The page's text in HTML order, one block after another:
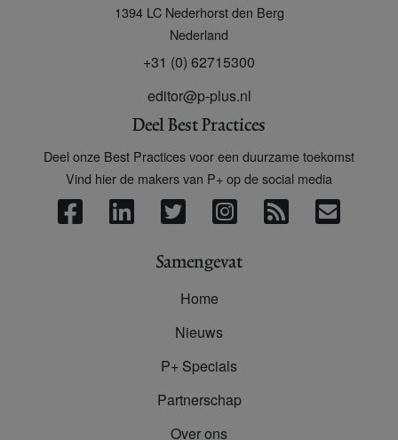
1394 LC Nederhorst den Berg
Nederland
+31 (0) 62715300
editor@p-plus.nl
Deel Best Practices
Deel onze Best Practices voor een duurzame toekomst
Vind hier de makers van P+ op de social media
Samengevat
Home
Nieuws
P+ Specials
Partnerschap
Over ons